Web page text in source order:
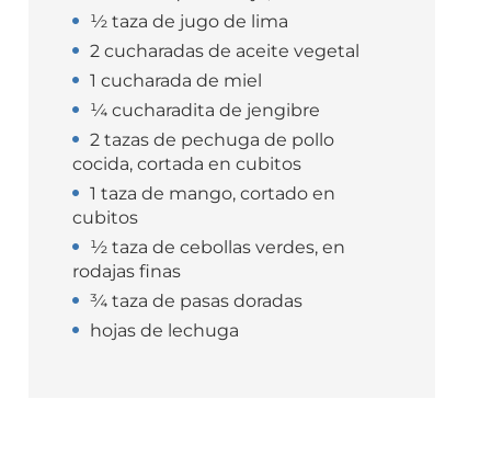
½ taza de jugo de lima
2 cucharadas de aceite vegetal
1 cucharada de miel
¼ cucharadita de jengibre
2 tazas de pechuga de pollo
cocida, cortada en cubitos
1 taza de mango, cortado en
cubitos
½ taza de cebollas verdes, en
rodajas finas
¾ taza de pasas doradas
hojas de lechuga